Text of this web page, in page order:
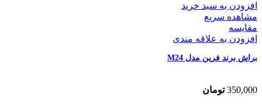
افزودن به سبد خرید
مشاهده سریع
مقایسه
افزودن به علاقه مندی
براش برند فرین مدل M24
350,000 تومان